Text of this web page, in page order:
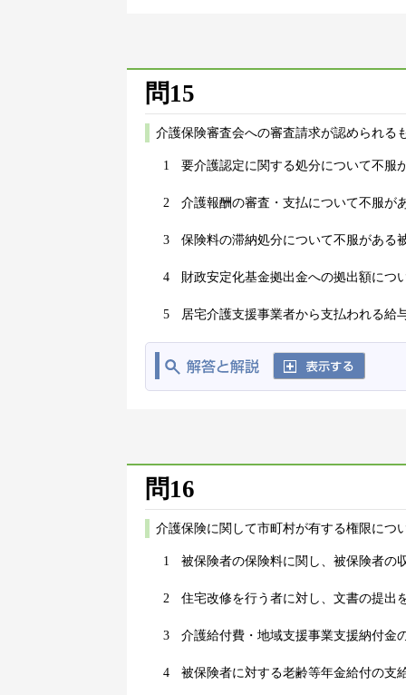
問15
介護保険審査会への審査請求が認められる
1 要介護認定に関する処分について不服
2 介護報酬の審査・支払について不服が
3 保険料の滞納処分について不服がある
4 財政安定化基金拠出金への拠出額につ
5 居宅介護支援事業者から支払われる給
問16
介護保険に関して市町村が有する権限につ
1 被保険者の保険料に関し、被保険者の
2 住宅改修を行う者に対し、文書の提出
3 介護給付費・地域支援事業支援納付金
4 被保険者に対する老齢等年金給付の支